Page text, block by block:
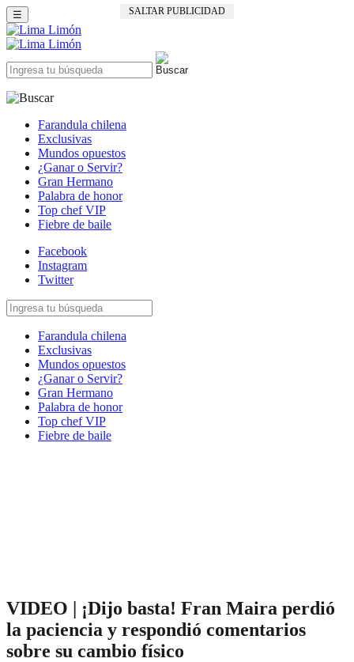
SALTAR PUBLICIDAD
☰
Farandula chilena
Exclusivas
Mundos opuestos
¿Ganar o Servir?
Gran Hermano
Palabra de honor
Top chef VIP
Fiebre de baile
Facebook
Instagram
Twitter
Farandula chilena
Exclusivas
Mundos opuestos
¿Ganar o Servir?
Gran Hermano
Palabra de honor
Top chef VIP
Fiebre de baile
VIDEO | ¡Dijo basta! Fran Maira perdió
la paciencia y respondió comentarios
sobre su cambio físico